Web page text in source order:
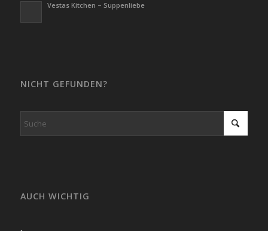
Vestas Kitchen – Suppenliebe
NICHT GEFUNDEN?
AUCH WICHTIG